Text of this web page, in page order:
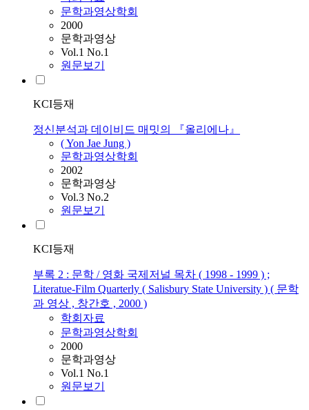
문학과영상학회
2000
문학과영상
Vol.1 No.1
원문보기
KCI등재
정신분석과 데이비드 매밋의 『올리에나』
( Yon Jae Jung )
문학과영상학회
2002
문학과영상
Vol.3 No.2
원문보기
KCI등재
부록 2 : 문학 / 영화 국제저널 목차 ( 1998 - 1999 ) ;
Literatue-Film Quarterly ( Salisbury State University ) ( 문학
과 영상 , 창간호 , 2000 )
학회자료
문학과영상학회
2000
문학과영상
Vol.1 No.1
원문보기